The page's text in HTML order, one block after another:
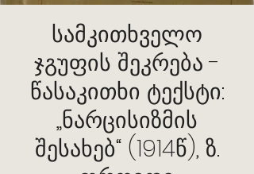
სამკითხველო
ჯგუფის შეკრება -
წასაკითხი ტექსტი:
„ნარცისიზმის
შესახებ“ (1914წ), ზ.